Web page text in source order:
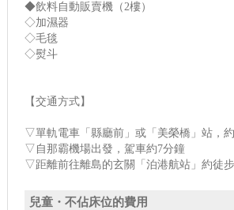
◆飲料自動販賣機（2樓）
◇加濕器
◇毛毯
◇熨斗
【交通方式】
▽單軌電車「縣廳前」或「美榮橋」站，
▽自那霸機場出發，駕車約7分鐘
▽距離前往離島的玄關「泊港航站」約徒
兒童・不佔床位的費用